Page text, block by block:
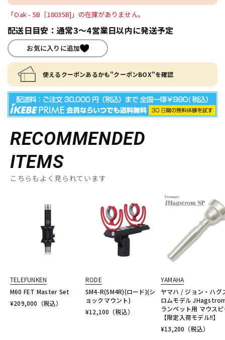
「Oak - 5B［18035B]」の在庫がありません。
配送日目安：通常3～4営業日以内に発送予定
お気に入りに追加
使えるクーポンあるかも"クーポンBOX"を確認
RECOMMENDED
ITEMS
こちらもよく見られています
TELEFUNKEN
M60 FET Master Set
¥209,000 （税込）
RODE
SM4-R(SM4R)(ロード)(シ
ョックマウント)
¥12,100 （税込）
YAMAHA
ヤマハ / ジョン・ハグ
ロムモデル
ランペット用 マウス
【限定入荷モデル!!】
¥13,200 （税込）